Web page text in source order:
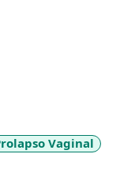
Vaginal